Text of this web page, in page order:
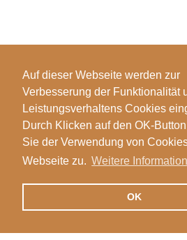
Auf dieser Webseite werden zur
Verbesserung der Funktionalität
Leistungsverhaltens Cookies
Durch Klicken auf den OK-
Sie der Verwendung von
Webseite zu. Weitere
OK